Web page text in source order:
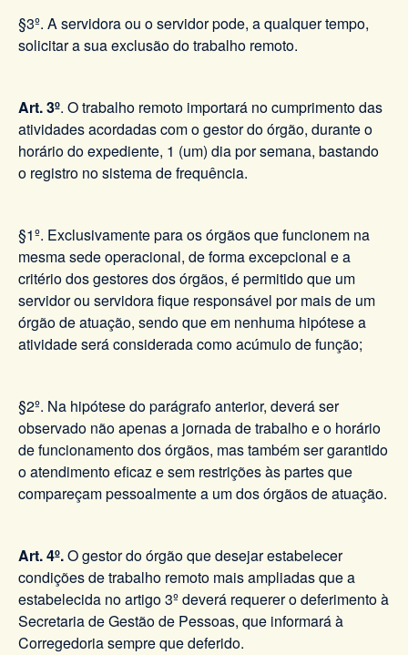
§3º. A servidora ou o servidor pode, a qualquer tempo,
solicitar a sua exclusão do trabalho remoto.
Art. 3º. O trabalho remoto importará no cumprimento das
atividades acordadas com o gestor do órgão, durante o
horário do expediente, 1 (um) dia por semana, bastando
o registro no sistema de frequência.
§1º. Exclusivamente para os órgãos que funcionem na
mesma sede operacional, de forma excepcional e a
critério dos gestores dos órgãos, é permitido que um
servidor ou servidora fique responsável por mais de um
órgão de atuação, sendo que em nenhuma hipótese a
atividade será considerada como acúmulo de função;
§2º. Na hipótese do parágrafo anterior, deverá ser
observado não apenas a jornada de trabalho e o horário
de funcionamento dos órgãos, mas também ser garantido
o atendimento eficaz e sem restrições às partes que
compareçam pessoalmente a um dos órgãos de atuação.
Art. 4º.O gestor do órgão que desejar estabelecer
condições de trabalho remoto mais ampliadas que a
estabelecida no artigo 3º deverá requerer o deferimento à
Secretaria de Gestão de Pessoas, que informará à
Corregedoria sempre que deferido.